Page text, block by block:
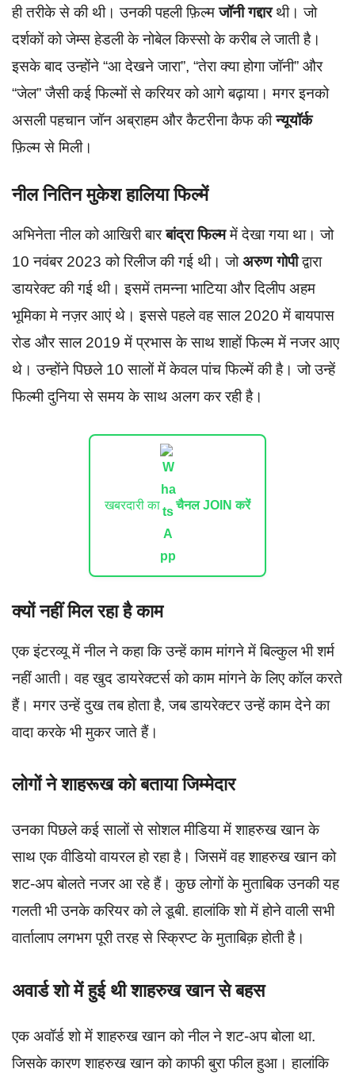
ही तरीके से की थी। उनकी पहली फ़िल्मजॉनी गद्दारथी। जो
दर्शकों को जेम्स हेडली के नोबेल किस्सो के करीब ले जाती है।
इसके बाद उन्होंने “आ देखने जारा”, “तेरा क्या होगा जॉनी” और
“जेल” जैसी कई फिल्मों से करियर को आगे बढ़ाया। मगर इनको
असली पहचान जॉन अब्राहम और कैटरीना कैफ कीन्यूयॉर्क
फ़िल्म से मिली।
नील नितिन मुकेश हालिया फिल्में
अभिनेता नील को आखिरी बारबांद्रा फिल्ममें देखा गया था। जो
10 नवंबर 2023 को रिलीज की गई थी। जोअरुण गोपीद्वारा
डायरेक्ट की गई थी। इसमें तमन्ना भाटिया और दिलीप अहम
भूमिका मे नज़र आएं थे। इससे पहले वह साल 2020 में बायपास
रोड और साल 2019 में प्रभास के साथ शाहों फिल्म में नजर आए
थे। उन्होंने पिछले 10 सालों में केवल पांच फिल्में की है। जो उन्हें
फिल्मी दुनिया से समय के साथ अलग कर रही है।
खबरदारी का चैनल JOIN करें
क्यों नहीं मिल रहा है काम
एक इंटरव्यू में नील ने कहा कि उन्हें काम मांगने में बिल्कुल भी शर्म
नहीं आती। वह खुद डायरेक्टर्स को काम मांगने के लिए कॉल करते
हैं। मगर उन्हें दुख तब होता है, जब डायरेक्टर उन्हें काम देने का
वादा करके भी मुकर जाते हैं।
लोगों ने शाहरूख को बताया जिम्मेदार
उनका पिछले कई सालों से सोशल मीडिया में शाहरुख खान के
साथ एक वीडियो वायरल हो रहा है। जिसमें वह शाहरुख खान को
शट-अप बोलते नजर आ रहे हैं। कुछ लोगों के मुताबिक उनकी यह
गलती भी उनके करियर को ले डूबी. हालांकि शो में होने वाली सभी
वार्तालाप लगभग पूरी तरह से स्क्रिप्ट के मुताबिक़ होती है।
अवार्ड शो में हुई थी शाहरुख खान से बहस
एक अवॉर्ड शो में शाहरुख खान को नील ने शट-अप बोला था.
जिसके कारण शाहरुख खान को काफी बुरा फील हुआ। हालांकि